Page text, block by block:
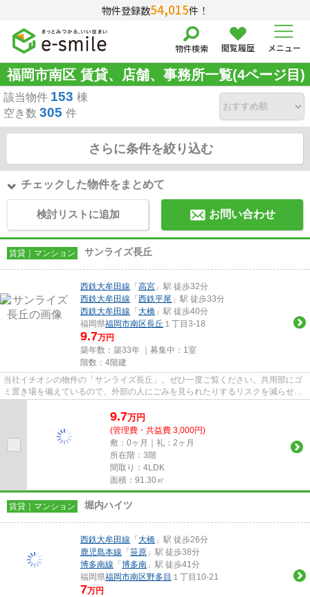
物件登録数54,015件！
物件検索 閲覧履歴 メニュー
福岡市南区 賃貸、店舗、事務所一覧(4ページ目)
該当物件 153 棟
空き数 305 件
さらに条件を絞り込む
チェックした物件をまとめて
検討リストに追加 お問い合わせ
賃貸｜マンション サンライズ長丘
西鉄大牟田線 「高宮 」駅 徒歩32分
西鉄大牟田線 「西鉄平尾 」駅 徒歩33分
西鉄大牟田線 「大橋 」駅 徒歩40分
福岡県福岡市南区長丘 １丁目3-18
9.7万円
築年数：築33年 ｜募集中： 1室
階数：4階建
当社イチオシの物件の「サンライズ長丘」。ぜひ一度ご覧ください。共用部にゴ
ミ置き場を備えているので、外部の人にごみを見られたりするリスクを減らせま
す。タイルが張られているき...
9.7万円
(管理費・共益費 3,000円)
敷：0ヶ月｜礼：2ヶ月
所在階：3階
間取り：4LDK
面積：91.30㎡
賃貸｜マンション 堀内ハイツ
西鉄大牟田線 「大橋 」駅 徒歩26分
鹿児島本線 「笹原 」駅 徒歩38分
博多南線 「博多南 」駅 徒歩41分
福岡県福岡市南区野多目 １丁目10-21
7万円